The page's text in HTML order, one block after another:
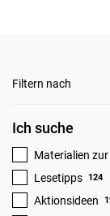
Filtern nach
Ich suche
Lesetipps 124
Aktionsideen
Materialien